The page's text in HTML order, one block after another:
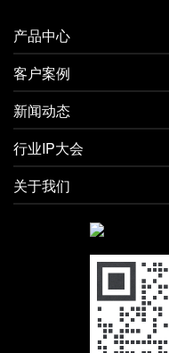
产品中心
客户案例
新闻动态
行业IP大会
关于我们